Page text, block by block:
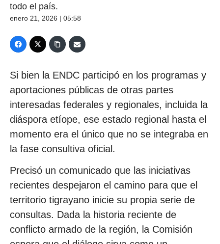
todo el país.
enero 21, 2026 | 05:58
Si bien la ENDC participó en los programas y
aportaciones públicas de otras partes
interesadas federales y regionales, incluida la
diáspora etíope, ese estado regional hasta el
momento era el único que no se integraba en
la fase consultiva oficial.
Precisó un comunicado que las iniciativas
recientes despejaron el camino para que el
territorio tigrayano inicie su propia serie de
consultas. Dada la historia reciente de
conflicto armado de la región, la Comisión